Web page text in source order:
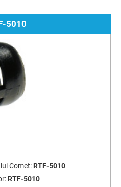
5010
Comet: RTF-5010
RTF-5010